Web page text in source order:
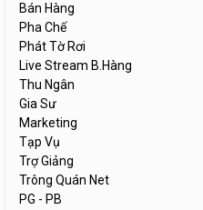
Bán Hàng
Pha Chế
Phát Tờ Rơi
Live Stream B.Hàng
Thu Ngân
Gia Sư
Marketing
Tạp Vụ
Trợ Giảng
Trông Quán Net
PG - PB